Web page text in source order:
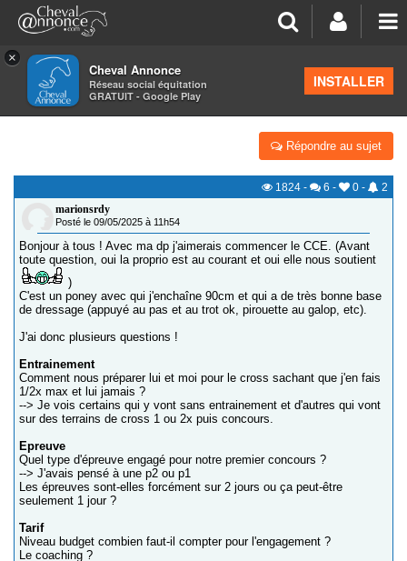
×
Cheval Annonce
Réseau social équitation
GRATUIT - Google Play
INSTALLER
>Concours cheval
LES DÉBUTS EN CCE, TARIF, ENTRAINEMENT, ETC
Répondre au sujet
1824 - 6 - 0 -
2
marionsrdy
Posté le 09/05/2025 à 11h54
Bonjour à tous ! Avec ma dp j'aimerais commencer le CCE. (Avant
toute question, oui la proprio est au courant et oui elle nous soutient
)
C'est un poney avec qui j'enchaîne 90cm et qui a de très bonne base
de dressage (appuyé au pas et au trot ok, pirouette au galop, etc).
J'ai donc plusieurs questions !
Entrainement
Comment nous préparer lui et moi pour le cross sachant que j'en fais
1/2x max et lui jamais ?
--> Je vois certains qui y vont sans entrainement et d'autres qui vont
sur des terrains de cross 1 ou 2x puis concours.
Epreuve
Quel type d'épreuve engagé pour notre premier concours ?
--> J'avais pensé à une p2 ou p1
Les épreuves sont-elles forcément sur 2 jours ou ça peut-être
seulement 1 jour ?
Tarif
Niveau budget combien faut-il compter pour l'engagement ?
Le coaching ?